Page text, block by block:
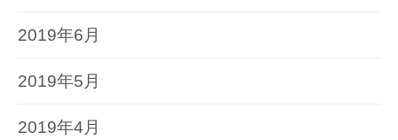
2019年6月
2019年5月
2019年4月